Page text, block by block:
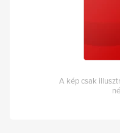
A kép csak